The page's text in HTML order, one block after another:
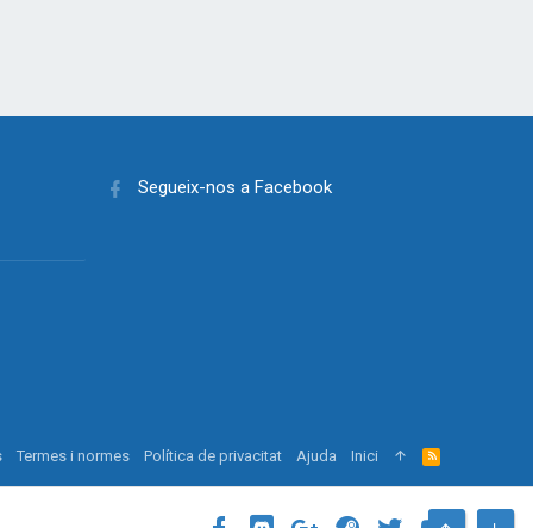
Segueix-nos a Facebook
Termes i normes Política de privacitat Ajuda Inici
R
S